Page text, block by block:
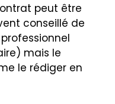
peut être
conseillé de
mais le
le rédiger en